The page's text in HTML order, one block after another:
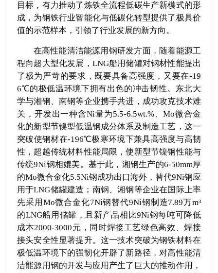
目标，有力推动了炼铁全流程低碳生产新模式的形
成，为钢铁行业智能化与低碳化转型提供了极具价
值的示范样本，引领了行业发展的新方向。
在高性能清洁能源用钢研发方面，随着能源工
程向超大型化发展，LNG船用储罐对钢材性能提出
了极为严苛的要求，既要具备高强度，又要在-19
6℃的极低温环境下拥有出色的冲击韧性。东北大
学与湘钢、南钢等企业携手共进，成功攻克技术难
关，开发出一种含Ni量为5.5-6.5wt.%、Mo微合金
化的新型节镍型低温钢成分体系及制造工艺，这一
突破使钢材在-196℃极寒环境下兼具高强度与高韧
性，超越传统材料性能局限，使新型节镍钢性能与
传统9Ni钢相媲美。基于此，湘钢生产的6-50mm厚
的Mo微合金化5.5Ni钢成功出口海外，替代9Ni钢应
用于LNG储罐建造；南钢、湘钢等企业在国际上率
先采用Mo微合金化7Ni钢替代9Ni钢制造7.89万m³
的LNG船用储罐，且新产品相比9Ni钢每吨可降低
成本2000-3000元，同时焊接工艺绿色高效、焊接
接头安全性显著提升。这一技术突破为钢铁材料在
极低温环境下的强韧化开辟了新路径，对高性能清
洁能源用钢的开发与应用产生了巨大的推动作用，